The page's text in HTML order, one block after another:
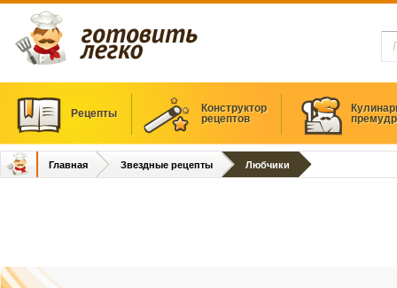
Рецепты
Конструктор
рецептов
Главная Звездные рецепты Любчики